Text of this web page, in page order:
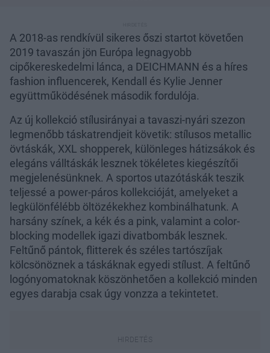
A 2018-as rendkívül sikeres őszi startot követően
2019 tavaszán jön Európa legnagyobb
cipőkereskedelmi lánca, a DEICHMANN és a híres
fashion influencerek, Kendall és Kylie Jenner
együttműködésének második fordulója.
Az új kollekció stílusirányai a tavaszi-nyári szezon
legmenőbb táskatrendjeit követik: stílusos metallic
övtáskák, XXL shopperek, különleges hátizsákok és
elegáns válltáskák lesznek tökéletes kiegészítői
megjelenésünknek. A sportos utazótáskák teszik
teljessé a power-páros kollekcióját, amelyeket a
legkülönfélébb öltözékekhez kombinálhatunk. A
harsány színek, a kék és a pink, valamint a color-
blocking modellek igazi divatbombák lesznek.
Feltűnő pántok, flitterek és széles tartószíjak
kölcsönöznek a táskáknak egyedi stílust. A feltűnő
logónyomatoknak köszönhetően a kollekció minden
egyes darabja csak úgy vonzza a tekintetet.